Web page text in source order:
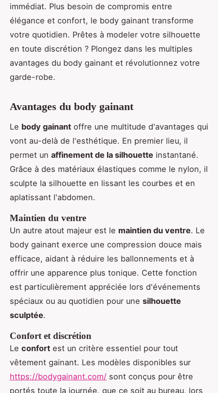
immédiat. Plus besoin de compromis entre
élégance et confort, le body gainant transforme
votre quotidien. Prêtes à modeler votre silhouette
en toute discrétion ? Plongez dans les multiples
avantages du body gainant et révolutionnez votre
garde-robe.
Avantages du body gainant
Le body gainant offre une multitude d'avantages qui
vont au-delà de l'esthétique. En premier lieu, il
permet un affinement de la silhouette instantané.
Grâce à des matériaux élastiques comme le nylon, il
sculpte la silhouette en lissant les courbes et en
aplatissant l'abdomen.
Maintien du ventre
Un autre atout majeur est le maintien du ventre. Le
body gainant exerce une compression douce mais
efficace, aidant à réduire les ballonnements et à
offrir une apparence plus tonique. Cette fonction
est particulièrement appréciée lors d'événements
spéciaux ou au quotidien pour une silhouette
sculptée.
Confort et discrétion
Le confort est un critère essentiel pour tout
vêtement gainant. Les modèles disponibles sur
https://bodygainant.com/ sont conçus pour être
portés toute la journée, que ce soit au bureau, lors